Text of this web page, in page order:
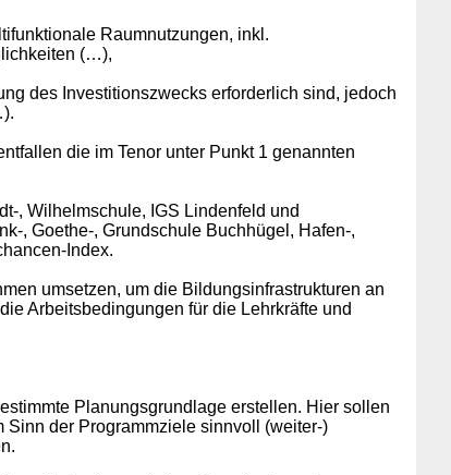
Raumnutzungen, inkl.
(…),
des Investitionszwecks erforderlich sind, jedoch
die im Tenor unter Punkt 1 genannten
, Wilhelmschule, IGS Lindenfeld und
, Goethe-, Grundschule Buchhügel, Hafen-,
Index.
umsetzen, um die Bildungsinfrastrukturen an
Arbeitsbedingungen für die Lehrkräfte und
Planungsgrundlage erstellen. Hier sollen
der Programmziele sinnvoll (weiter-)